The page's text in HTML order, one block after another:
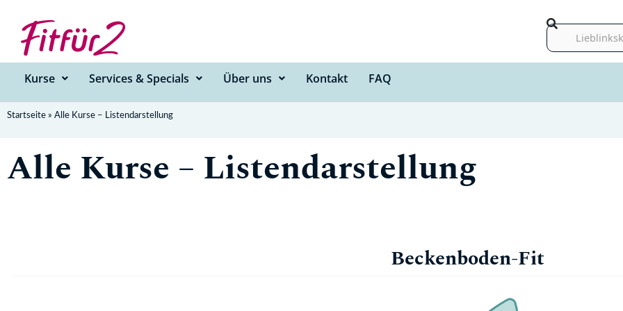
Inhalt
springen
Suche
Kurse Services & Specials Über uns Kontakt FAQ
Startseite » Alle Kurse – Listendarstellung
Alle Kurse – Listendarstellung
Beckenboden-Fit